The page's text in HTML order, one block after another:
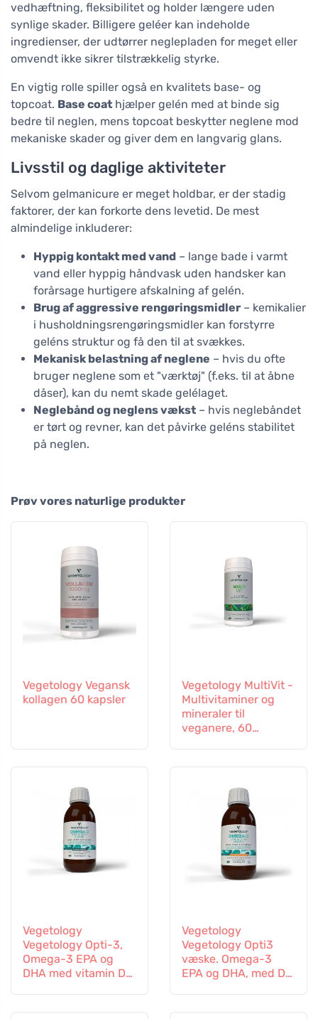
vedhæftning, fleksibilitet og holder længere uden
synlige skader. Billigere geléer kan indeholde
ingredienser, der udtørrer neglepladen for meget eller
omvendt ikke sikrer tilstrækkelig styrke.
En vigtig rolle spiller også en kvalitets base- og
topcoat. Base coat hjælper gelén med at binde sig
bedre til neglen, mens topcoat beskytter neglene mod
mekaniske skader og giver dem en langvarig glans.
Livsstil og daglige aktiviteter
Selvom gelmanicure er meget holdbar, er der stadig
faktorer, der kan forkorte dens levetid. De mest
almindelige inkluderer:
Hyppig kontakt med vand – lange bade i varmt
vand eller hyppig håndvask uden handsker kan
forårsage hurtigere afskalning af gelén.
Brug af aggressive rengøringsmidler – kemikalier
i husholdningsrengøringsmidler kan forstyrre
geléns struktur og få den til at svækkes.
Mekanisk belastning af neglene – hvis du ofte
bruger neglene som et "værktøj" (f.eks. til at åbne
dåser), kan du nemt skade gelélaget.
Neglebånd og neglens vækst – hvis neglebåndet
er tørt og revner, kan det påvirke geléns stabilitet
på neglen.
Prøv vores naturlige produkter
Vegetology Vegansk
kollagen 60 kapsler
Vegetology MultiVit -
Multivitaminer og
mineraler til
veganere, 60
Vegetology
Vegetology Opti-3,
Omega-3 EPA og
DHA med vitamin D3,
Vegetology
Vegetology Opti3
væske. Omega-3
EPA og DHA, med D-